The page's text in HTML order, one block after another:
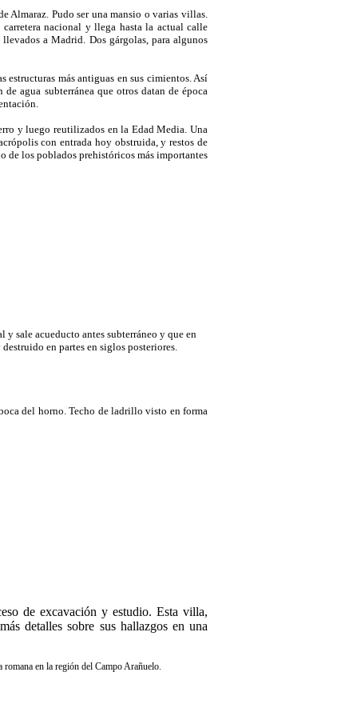
Pudo ser una mansio o varias villas.
nacional y llega hasta la actual calle
a Madrid. Dos gárgolas, para algunos
más antiguas en sus cimientos. Así
agua subterránea que otros datan de época
y luego reutilizados en la Edad Media. Una
con entrada hoy obstruida, y restos de
de los poblados prehistóricos más importantes
sale acueducto antes subterráneo y que en
en partes en siglos posteriores.
del horno. Techo de ladrillo visto en forma
de excavación y estudio. Esta villa,
detalles sobre sus hallazgos en una
en la región del Campo Arañuelo.